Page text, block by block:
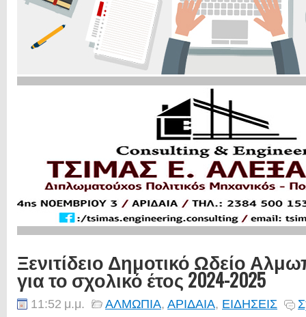
Ξενιτίδειο Δημοτικό Ωδείο
για το σχολικό έτος 2024-2025
11:52 μ.μ. ΑΛΜΩΠΙΑ, ΑΡΙΔΑΙΑ, ΕΙΔΗΣΕΙΣ